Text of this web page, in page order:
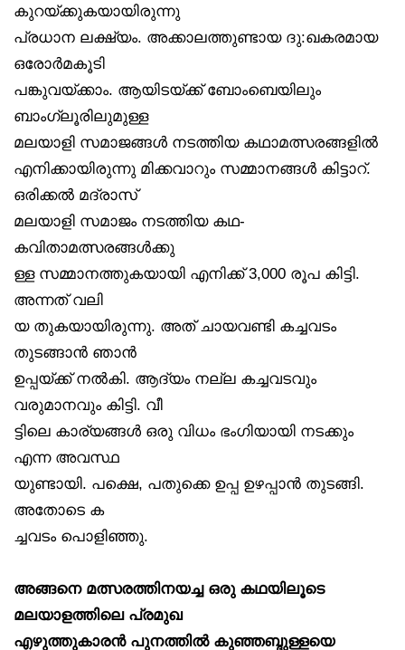
കുറയ്ക്കുകയായിരുന്നു
പ്രധാന ലക്ഷ്യം. അക്കാലത്തുണ്ടായ ദു:ഖകരമായ
ഒരോർമകൂടി
പങ്കുവയ്ക്കാം. ആയിടയ്ക്ക് ബോംബെയിലും
ബാംഗ്ലൂരിലുമുള്ള
മലയാളി സമാജങ്ങൾ നടത്തിയ കഥാമത്സരങ്ങളിൽ
എനിക്കായിരുന്നു മിക്കവാറും സമ്മാനങ്ങൾ കിട്ടാറ്.
ഒരിക്കൽ മദ്രാസ്
മലയാളി സമാജം നടത്തിയ കഥ-
കവിതാമത്സരങ്ങൾക്കു
ള്ള സമ്മാനത്തുകയായി എനിക്ക് 3,000 രൂപ കിട്ടി.
അന്നത് വലി
യ തുകയായിരുന്നു. അത് ചായവണ്ടി കച്ചവടം
തുടങ്ങാൻ ഞാൻ
ഉപ്പയ്ക്ക് നൽകി. ആദ്യം നല്ല കച്ചവടവും
വരുമാനവും കിട്ടി. വീ
ട്ടിലെ കാര്യങ്ങൾ ഒരു വിധം ഭംഗിയായി നടക്കും
എന്ന അവസ്ഥ
യുണ്ടായി. പക്ഷെ, പതുക്കെ ഉപ്പ ഉഴപ്പാൻ തുടങ്ങി.
അതോടെ ക
ച്ചവടം പൊളിഞ്ഞു.
അങ്ങനെ മത്സരത്തിനയച്ച ഒരു കഥയിലൂടെ
മലയാളത്തിലെ പ്രമുഖ
എഴുത്തുകാരൻ പുനത്തിൽ കുഞ്ഞബ്ദുള്ളയെ